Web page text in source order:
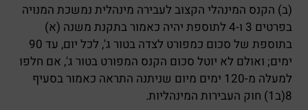
(ב) הקנס המינהלי הקצוב לעבירה מינהלית נמשכת המנויה
בפרטים 3 ו-4 לתוספת יהיה כאמור בתקנת משנה (א)
בתוספת של סכום כמפורט לצדה בטור ג', לכל יום, עד 90
ימים; ואולם לא יוטל סכום הקנס המפורט בטור ג', אם חלפו
למעלה מ-120 ימים מיום שניתנה התראה כאמור בסעיף
8(ב1) חוק העבירות המינהליות.